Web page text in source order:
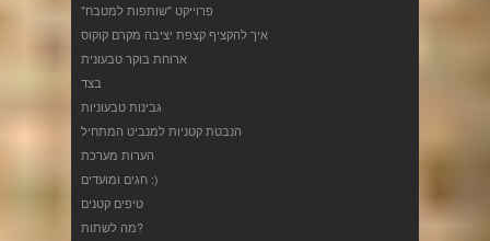
"פרוייקט "שותפות למטבח
איך להקציף קצפת יציבה מקרם קוקוס
ארוחת בוקר טבעונית
בצד
גבינות טבעוניות
הנבטת קטניות למנביט המתחיל
הערות מערכת
חגים ומועדים :)
טיפים קטנים
מה לשתות?